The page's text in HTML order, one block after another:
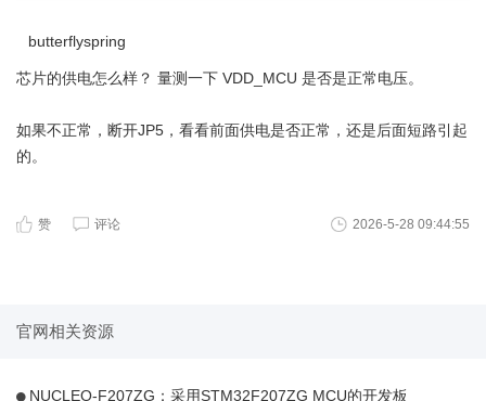
butterflyspring
芯片的供电怎么样？ 量测一下 VDD_MCU 是否是正常电压。
如果不正常，断开JP5，看看前面供电是否正常，还是后面短路引起
的。
赞 评论 2026-5-28 09:44:55
官网相关资源
NUCLEO-F207ZG：采用STM32F207ZG MCU的开发板